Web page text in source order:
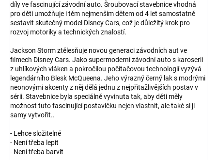
díly ve fascinující závodní auto. Šroubovací stavebnice vhodná
pro děti umožňuje i těm nejmenším dětem od 4 let samostatně
sestavit skutečný model Disney Cars, což je důležitý krok pro
rozvoj motoriky a technických znalostí.
Jackson Storm ztělesňuje novou generaci závodních aut ve
filmech Disney Cars. Jako supermoderní závodní auto s karoserií
z uhlíkových vláken a pokročilou počítačovou technologií vyzývá
legendárního Blesk McQueena. Jeho výrazný černý lak s modrými
neonovými akcenty z něj dělá jednu z nejpřitažlivějších postav v
sérii. Stavebnice byla speciálně vyvinuta tak, aby děti měly
možnost tuto fascinující postavičku nejen vlastnit, ale také si ji
samy vytvořit..
- Lehce složitelné
- Není třeba lepit
- Není třeba barvit